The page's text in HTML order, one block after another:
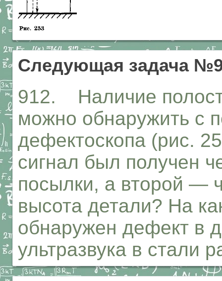
Следующая задача
912. Наличие
можно обнаружить с
дефектоскопа (рис.
сигнал был получен
посылки, а второй —
высота детали? На
обнаружен дефект в
ультразвука в стали